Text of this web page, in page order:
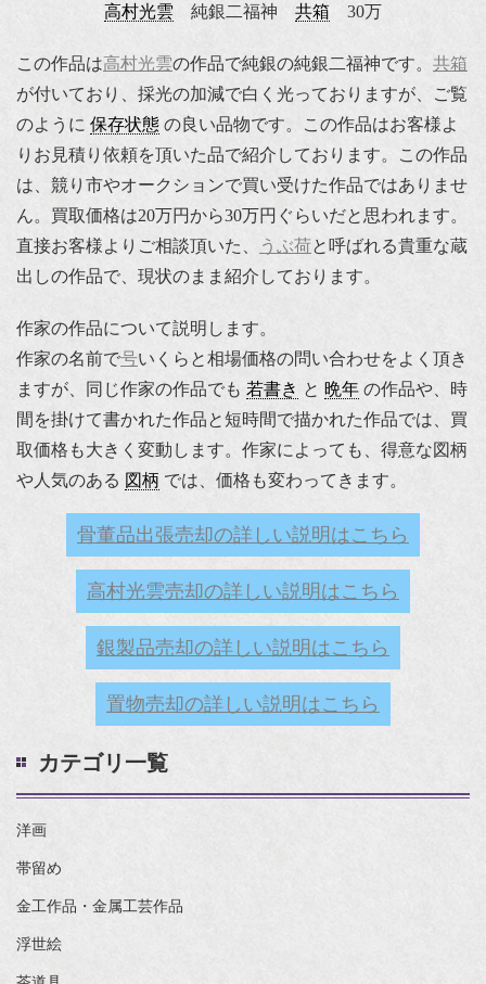
高村光雲 純銀二福神 共箱 30万
この作品は高村光雲の作品で純銀の純銀二福神です。 共箱
が付いており、採光の加減で白く光っておりますが、ご覧
のように 保存状態 の良い品物です。この作品はお客様よ
りお見積り依頼を頂いた品で紹介しております。この作品
は、競り市やオークションで買い受けた作品ではありませ
ん。買取価格は20万円から30万円ぐらいだと思われます。
直接お客様よりご相談頂いた、
うぶ荷と呼ばれる貴重な蔵
出しの作品で、現状のまま紹介しております。
作家の作品について説明します。
作家の名前で号いくらと相場価格の問い合わせをよく頂き
ますが、同じ作家の作品でも 若書き と 晩年 の作品や、時
間を掛けて書かれた作品と短時間で描かれた作品では、買
取価格も大きく変動します。作家によっても、得意な図柄
や人気のある 図柄 では、価格も変わってきます。
骨董品出張売却の詳しい説明はこちら
高村光雲売却の詳しい説明はこちら
銀製品売却の詳しい説明はこちら
置物売却の詳しい説明はこちら
カテゴリ一覧
洋画
帯留め
金工作品・金属工芸作品
浮世絵